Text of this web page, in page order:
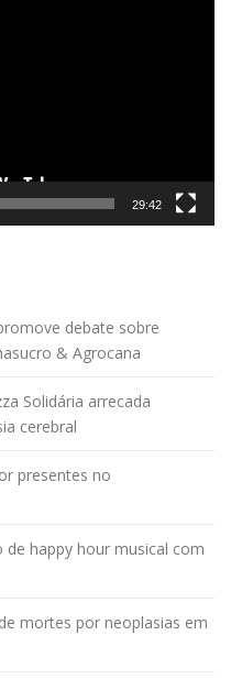
29:42
debate sobre
& Agrocana
Solidária arrecada
cerebral
presentes no
de happy hour musical com
mortes por neoplasias em